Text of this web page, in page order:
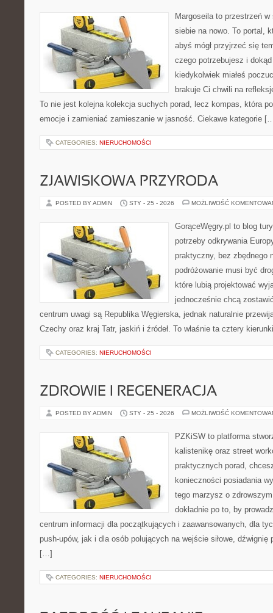
Margoseila to przestrzeń
siebie na nowo. To portal,
abyś mógł przyjrzeć się
czego potrzebujesz i
kiedykolwiek miałeś
brakuje Ci chwili na
To nie jest kolejna kolekcja suchych porad, lecz kompas, która
emocje i zamieniać zamieszanie w jasność. Ciekawe kategorie
CATEGORIES: NIERUCHOMOŚCI
ZJAWISKOWA PRZYRODA
POSTED BY ADMIN STY - 25 - 2026 MOŻLIWOŚĆ
GorąceWęgry.pl to blog
potrzeby odkrywania
praktyczny, bez zbędnego
podróżowanie musi być
które lubią projektować
jednocześnie chcą
centrum uwagi są Republika Węgierska, jednak naturalnie
Czechy oraz kraj Tatr, jaskiń i źródeł. To właśnie ta cztery
CATEGORIES: NIERUCHOMOŚCI
ZDROWIE I REGENERACJA
POSTED BY ADMIN STY - 25 - 2026 MOŻLIWOŚĆ
PZKiSW to platforma
kalistenikę oraz street
praktycznych porad,
konieczności posiadania
tego marzysz o
dokładnie po to, by
centrum informacji dla początkujących i zaawansowanych, dla
push-upów, jak i dla osób polujących na wejście siłowe, dźwignię
[…]
CATEGORIES: NIERUCHOMOŚCI